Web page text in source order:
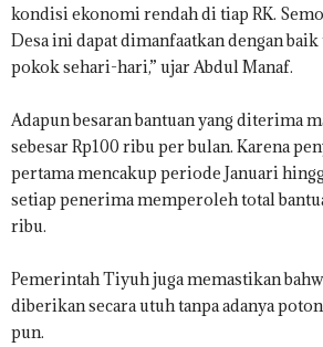
kondisi ekonomi rendah di tiap RK.
Desa ini dapat dimanfaatkan dengan
pokok sehari-hari,” ujar Abdul Manaf.
Adapun besaran bantuan yang diterima
sebesar Rp100 ribu per bulan. Karena
pertama mencakup periode Januari
setiap penerima memperoleh total
ribu.
Pemerintah Tiyuh juga memastikan
diberikan secara utuh tanpa adanya
pun.